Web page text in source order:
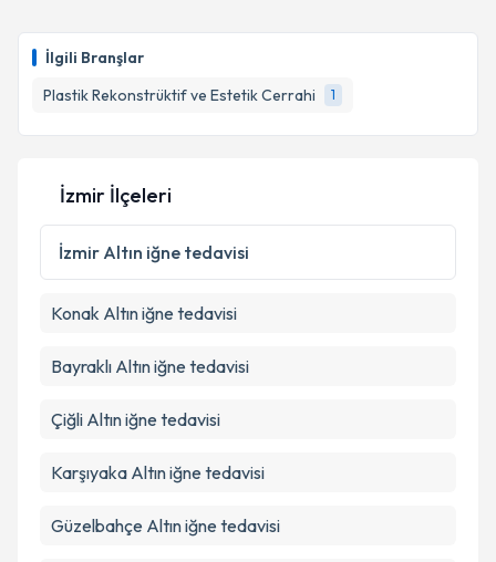
İlgili Branşlar
Plastik Rekonstrüktif ve Estetik Cerrahi
1
İzmir İlçeleri
İzmir Altın iğne tedavisi
Konak Altın iğne tedavisi
Bayraklı Altın iğne tedavisi
Çiğli Altın iğne tedavisi
Karşıyaka Altın iğne tedavisi
Güzelbahçe Altın iğne tedavisi